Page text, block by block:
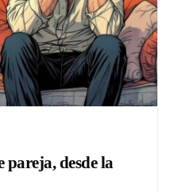
pareja, desde la